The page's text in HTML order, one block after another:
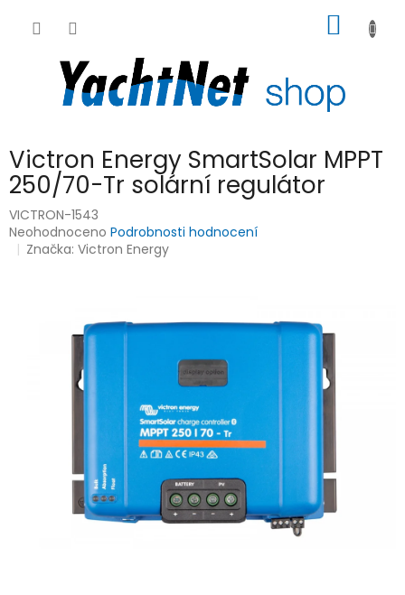
KOŠÍK
Victron Energy SmartSolar MPPT
250/70-Tr solární regulátor
VICTRON-1543
Průměrné
hodnocení
Neohodnoceno Podrobnosti hodnocení
Značka:Victron Energy